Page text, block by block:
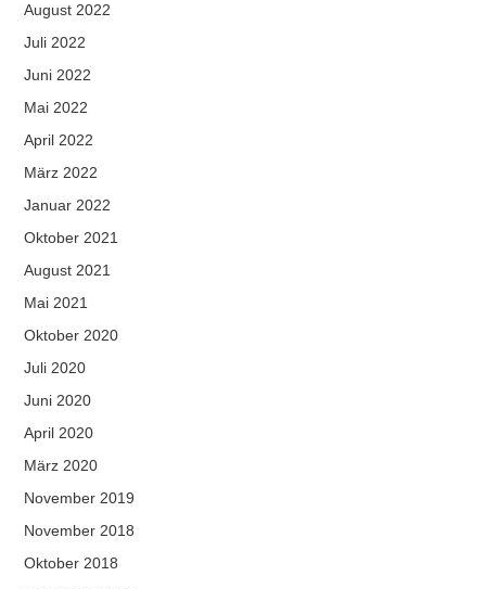
August 2022
Juli 2022
Juni 2022
Mai 2022
April 2022
März 2022
Januar 2022
Oktober 2021
August 2021
Mai 2021
Oktober 2020
Juli 2020
Juni 2020
April 2020
März 2020
November 2019
November 2018
Oktober 2018